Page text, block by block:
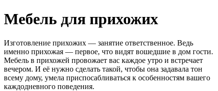
Мебель для прихожих
Изготовление прихожих — занятие ответственное. Ведь
именно прихожая — первое, что видят вошедшие в дом гости.
Мебель в прихожей провожает вас каждое утро и встречает
вечером. И её нужно сделать такой, чтобы она задавала тон
всему дому, умела приспосабливаться к особенностям вашего
каждодневного поведения.